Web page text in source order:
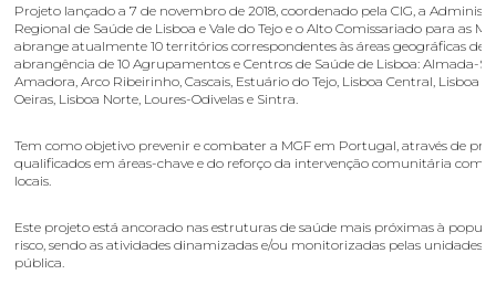
Projeto lançado a 7 de novembro de 2018, coordenado pela CIG, a
Regional de Saúde de Lisboa e Vale do Tejo e o Alto Comissariado para as
abrange atualmente 10 territórios correspondentes às áreas geográficas de
abrangência de 10 Agrupamentos e Centros de Saúde de Lisboa: Almada-
Amadora, Arco Ribeirinho, Cascais, Estuário do Tejo, Lisboa Central, Lisboa
Oeiras, Lisboa Norte, Loures-Odivelas e Sintra.
Tem como objetivo prevenir e combater a MGF em Portugal, através de
qualificados em áreas-chave e do reforço da intervenção comunitária com
locais.
Este projeto está ancorado nas estruturas de saúde mais próximas à
risco, sendo as atividades dinamizadas e/ou monitorizadas pelas unidades
pública.